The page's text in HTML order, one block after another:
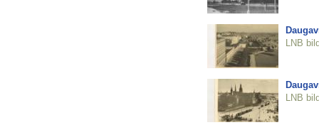
LNB
LNB